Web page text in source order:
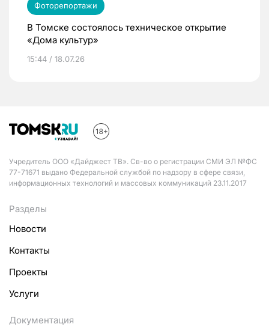
Фоторепортажи
В Томске состоялось техническое открытие
«Дома культур»
15:44 / 18.07.26
Учредитель ООО «Дайджест ТВ». Св-во о регистрации СМИ ЭЛ №ФС
77-71671 выдано Федеральной службой по надзору в сфере связи,
информационных технологий и массовых коммуникаций 23.11.2017
Разделы
Новости
Контакты
Проекты
Услуги
Документация